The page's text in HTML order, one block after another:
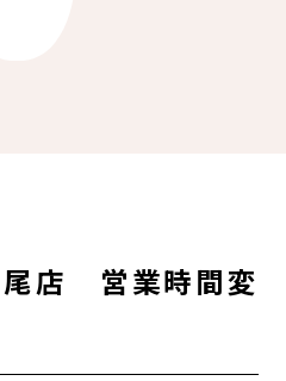
尾店 営業時間変